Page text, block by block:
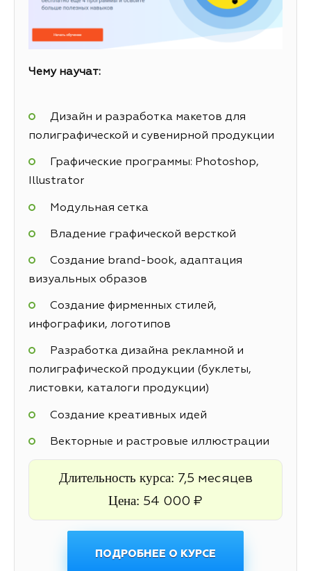
Чему научат:
Дизайн и разработка макетов для
полиграфической и сувенирной продукции
Графические программы: Photoshop,
Illustrator
Модульная сетка
Владение графической версткой
Создание brand-book, адаптация
визуальных образов
Создание фирменных стилей,
инфографики, логотипов
Разработка дизайна рекламной и
полиграфической продукции (буклеты,
листовки, каталоги продукции)
Создание креативных идей
Векторные и растровые иллюстрации
Длительность курса: 7,5 месяцев
Цена: 54 000 ₽
ПОДРОБНЕЕ О КУРСЕ